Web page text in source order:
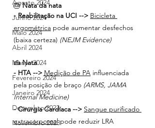
Agosto 2024
Junho 2024
Maio 2024
Abril 2024
Março 2024
Fevereiro 2024
Janeiro 2024
Dezembro 2023
Novembro 2023
🎂 Nata da nata
- Reabilitação na UCI --> Bicicleta
ergométrica pode aumentar desfechos
(baixa certeza) (NEJM Evidence)
🍰 Nata
- HTA --> Medição de PA influenciada
pela posição de braço (ARMS, JAMA
Internal Medicine)
- Cirurgia Cardíaca --> Sangue purificado
extracorporeal pode reduzir LRA